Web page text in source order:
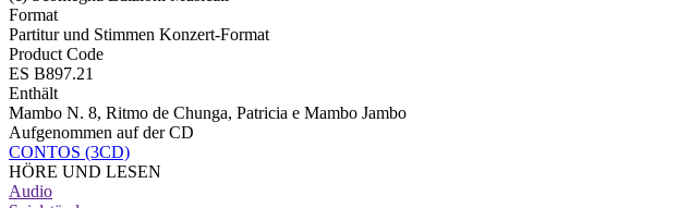
Format
Partitur und Stimmen Konzert-Format
Product Code
ES B897.21
Enthält
Mambo N. 8, Ritmo de Chunga, Patricia e Mambo Jambo
Aufgenommen auf der CD
CONTOS (3CD)
HÖRE UND LESEN
Audio